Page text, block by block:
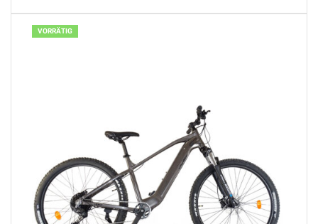
VORRÄTIG